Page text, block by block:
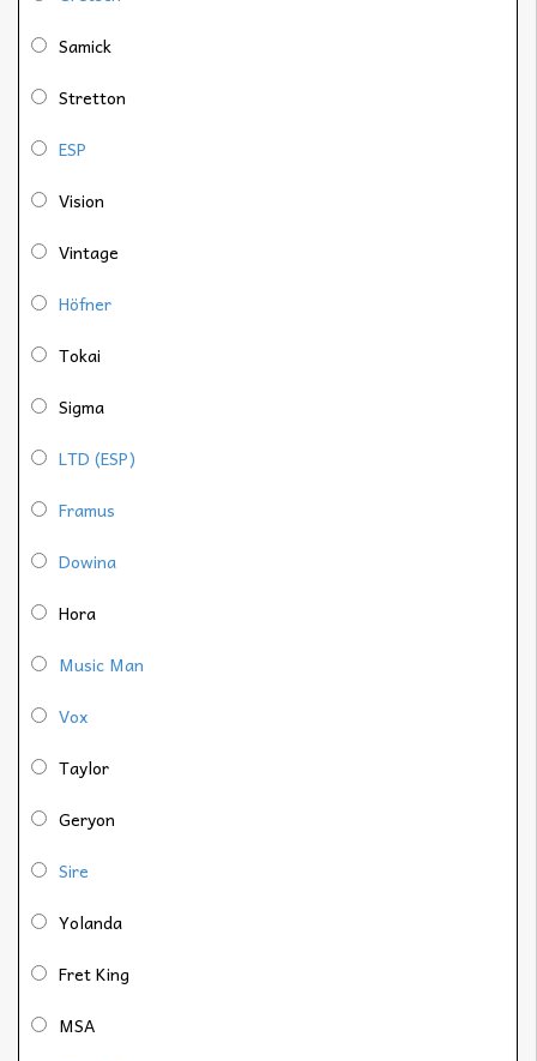
Samick
Stretton
ESP
Vision
Vintage
Höfner
Tokai
Sigma
LTD (ESP)
Framus
Dowina
Hora
Music Man
Vox
Taylor
Geryon
Sire
Yolanda
Fret King
MSA